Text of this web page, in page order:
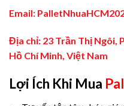
Email:
Địa chỉ: 23 Trần Thị Ngôi,
Hồ Chí Minh, Việt Nam
Lợi Ích Khi Mua